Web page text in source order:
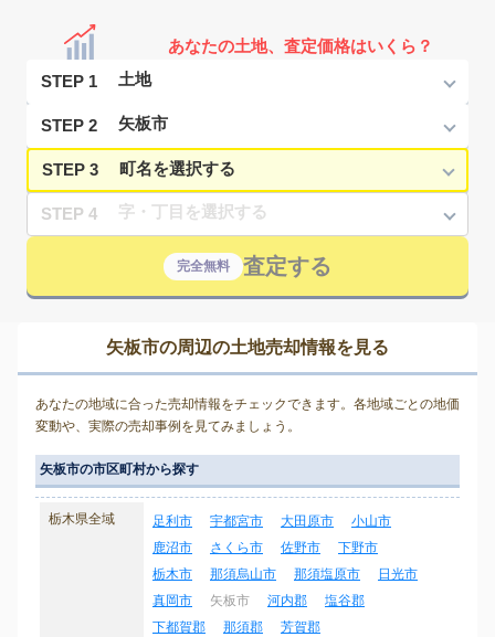
あなたの土地、査定価格はいくら？
STEP 1
STEP 2
STEP 3
STEP 4
完全無料 査定する
矢板市の周辺の土地売却情報を見る
あなたの地域に合った売却情報をチェックできます。各地域ごとの地価
変動や、実際の売却事例を見てみましょう。
矢板市の市区町村から探す
栃木県全域 足利市 宇都宮市 大田原市
小山市
鹿沼市
さくら市 佐野市
下野市
栃木市
那須烏山市 那須塩原市
日光市
真岡市
矢板市 河内郡
塩谷郡
下都賀郡
那須郡 芳賀郡